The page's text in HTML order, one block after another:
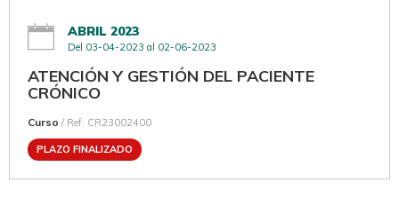
ABRIL 2023
Del 03-04-2023 al 02-06-2023
ATENCIÓN Y GESTIÓN DEL PACIENTE
CRÓNICO
Curso / Ref: CR23002400
PLAZO FINALIZADO